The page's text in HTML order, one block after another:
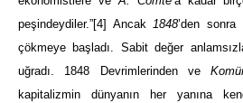
peşindeydiler.”[4] Ancak1848’den sonra
çökmeye başladı. Sabit değer
uğradı. 1848 Devrimlerinden ve
kapitalizmin dünyanın her yanına